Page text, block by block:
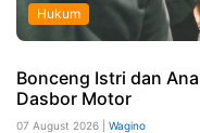
Hukum
Bonceng Istri dan
Dasbor Motor
07 August 2026 | Wagino